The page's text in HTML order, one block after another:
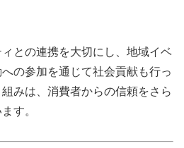
との連携を大切にし、地域イベ
の参加を通じて社会貢献も行っ
みは、消費者からの信頼をさら
す。